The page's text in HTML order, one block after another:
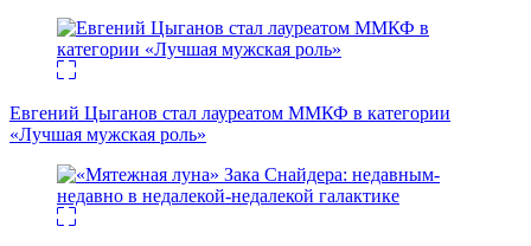
Евгений Цыганов стал лауреатом ММКФ в категории
«Лучшая мужская роль»